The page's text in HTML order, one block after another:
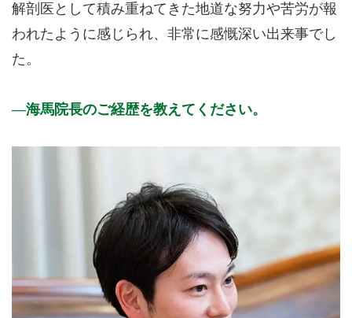
解剖医として積み重ねてきた地道な努力や苦労が報
われたように感じられ、非常に感慨深い出来事でし
た。
海馬院長のご経歴を教えてください。